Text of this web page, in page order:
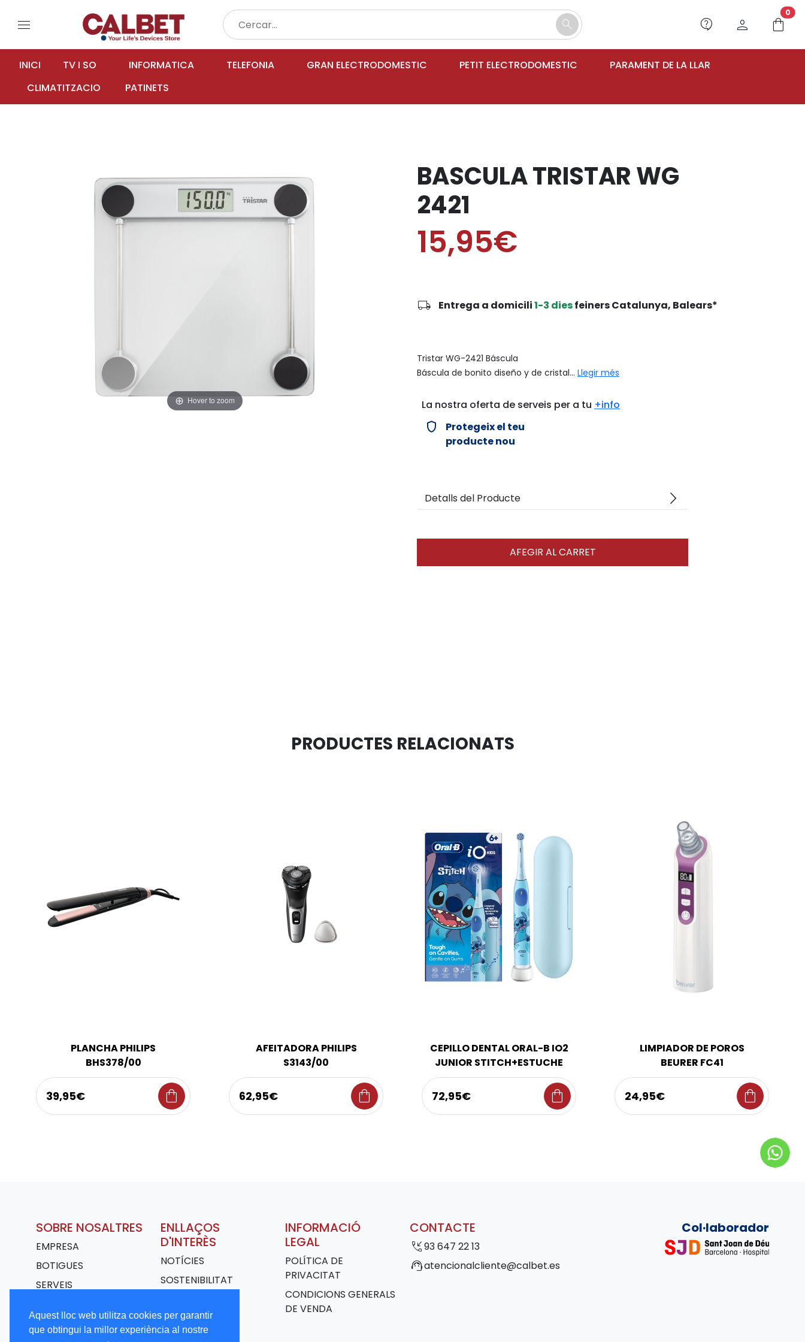
Aquest lloc web utilitza cookies per garantir
que obtingui la millor experiència al nostre
menu search contact_support person shopping_bag
0
INICI TV I SO INFORMATICA TELEFONIA GRAN ELECTRODOMESTIC PETIT ELECTRODOMESTIC
PARAMENT DE LA LLAR
CLIMATITZACIO
PATINETS
Hover to zoom
BASCULA TRISTAR WG
2421
15,95€
local_shipping Entrega a domicili1-3 diesfeiners Catalunya, Balears*
Tristar WG-2421 Báscula
Báscula de bonito diseño y de cristal... Llegir més
La nostra oferta de serveis per a tu +info
verified_user
Protegeix el teu
producte nou
Detalls del Producte arrow_forward_ios
AFEGIR AL CARRET
PRODUCTES RELACIONATS
PLANCHA PHILIPS
BHS378/00
39,95€ shopping_bag
AFEITADORA PHILIPS
S3143/00
62,95€ shopping_bag
CEPILLO DENTAL ORAL-B IO2
JUNIOR STITCH+ESTUCHE
72,95€ shopping_bag
LIMPIADOR DE POROS
BEURER FC41
24,95€ shopping_bag
SOBRE NOSALTRES
EMPRESA
BOTIGUES
SERVEIS
TREBALLA AMB
NOSALTRES
ENLLAÇOS
D'INTERÈS
NOTÍCIES
SOSTENIBILITAT
INFORMACIÓ
LEGAL
POLÍTICA DE
PRIVACITAT
CONDICIONS GENERALS
DE VENDA
CONTACTE
phone_callback93 647 22 13
support_agentatencionalcliente@calbet.es
Col·laborador